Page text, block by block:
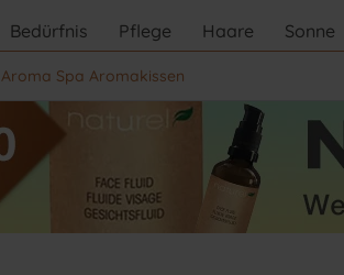
Bedürfnis Pflege Haare Sonne
Aroma Spa Aromakissen